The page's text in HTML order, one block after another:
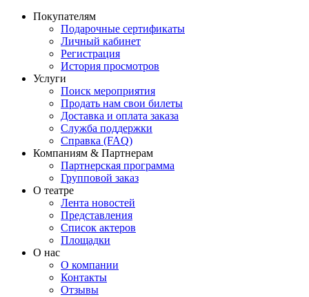
Покупателям
Подарочные сертификаты
Личный кабинет
Регистрация
История просмотров
Услуги
Поиск мероприятия
Продать нам свои билеты
Доставка и оплата заказа
Служба поддержки
Справка (FAQ)
Компаниям & Партнерам
Партнерская программа
Групповой заказ
О театре
Лента новостей
Представления
Список актеров
Площадки
О нас
О компании
Контакты
Отзывы